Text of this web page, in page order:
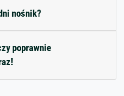
nośnik?
poprawnie